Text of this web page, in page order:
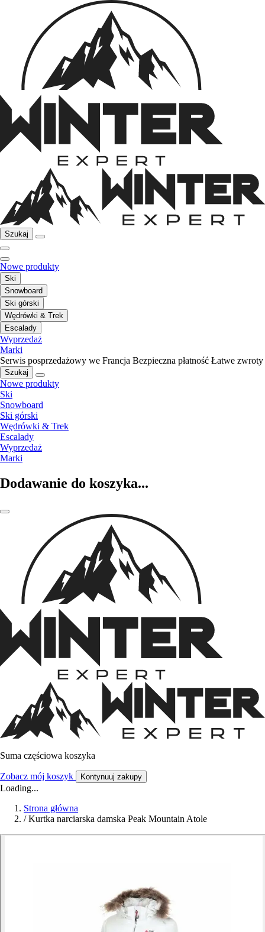
Szukaj
Nowe produkty
Ski
Snowboard
Ski górski
Wędrówki & Trek
Escalady
Wyprzedaż
Marki
Serwis posprzedażowy we Francja Bezpieczna płatność Łatwe zwroty
Szukaj
Nowe produkty
Ski
Snowboard
Ski górski
Wędrówki & Trek
Escalady
Wyprzedaż
Marki
Dodawanie do koszyka...
Suma częściowa koszyka
Zobacz mój koszyk Kontynuuj zakupy
Loading...
Strona główna
/ Kurtka narciarska damska Peak Mountain Atole